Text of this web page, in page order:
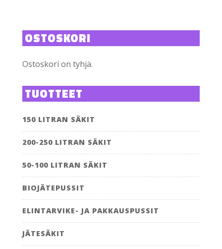
OSTOSKORI
Ostoskori on tyhjä.
TUOTTEET
150 LITRAN SÄKIT
200-250 LITRAN SÄKIT
50-100 LITRAN SÄKIT
BIOJÄTEPUSSIT
ELINTARVIKE- JA PAKKAUSPUSSIT
JÄTESÄKIT